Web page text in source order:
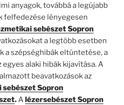
anyagok, továbbá a legújabb
felfedezése lényegesen
sebészet Sopron
a legtöbb esetben
a szépséghibák eltüntetése, a
alaki hibák kijavítása. A
beavatkozások az
Sopron
.Alézersebészet Sopron